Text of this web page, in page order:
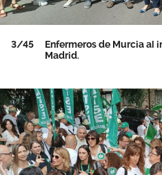
3/45
Enfermeros de Murcia al
Madrid.